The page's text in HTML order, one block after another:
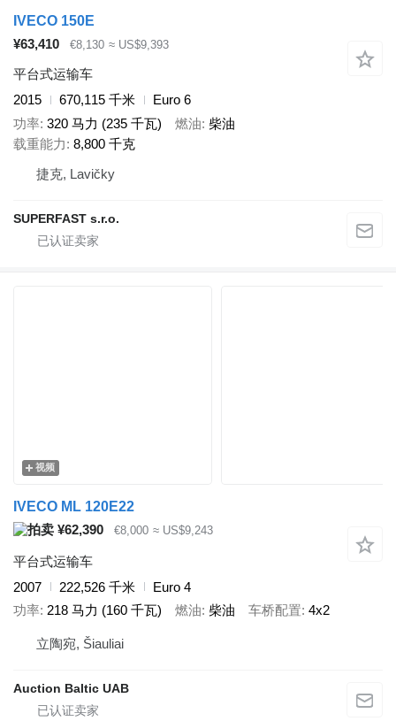
IVECO 150E
¥63,410
€8,130 ≈ US$9,393
平台式运输车
2015
670,115 千米
Euro 6
功率 320 马力 (235 千瓦) 燃油 柴油
载重能力 8,800 千克
捷克, Lavičky
SUPERFAST s.r.o.
视频
IVECO ML 120E22
¥62,390
€8,000 ≈ US$9,243
平台式运输车
2007
222,526 千米
Euro 4
功率 218 马力 (160 千瓦) 燃油 柴油 车桥配置 4x2
立陶宛, Šiauliai
Auction Baltic UAB